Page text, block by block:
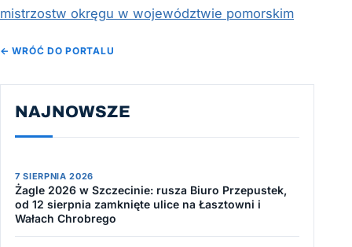
mistrzostw okręgu w województwie pomorskim
← WRÓĆ DO PORTALU
NAJNOWSZE
7 SIERPNIA 2026
Żagle 2026 w Szczecinie: rusza Biuro Przepustek,
od 12 sierpnia zamknięte ulice na Łasztowni i
Wałach Chrobrego